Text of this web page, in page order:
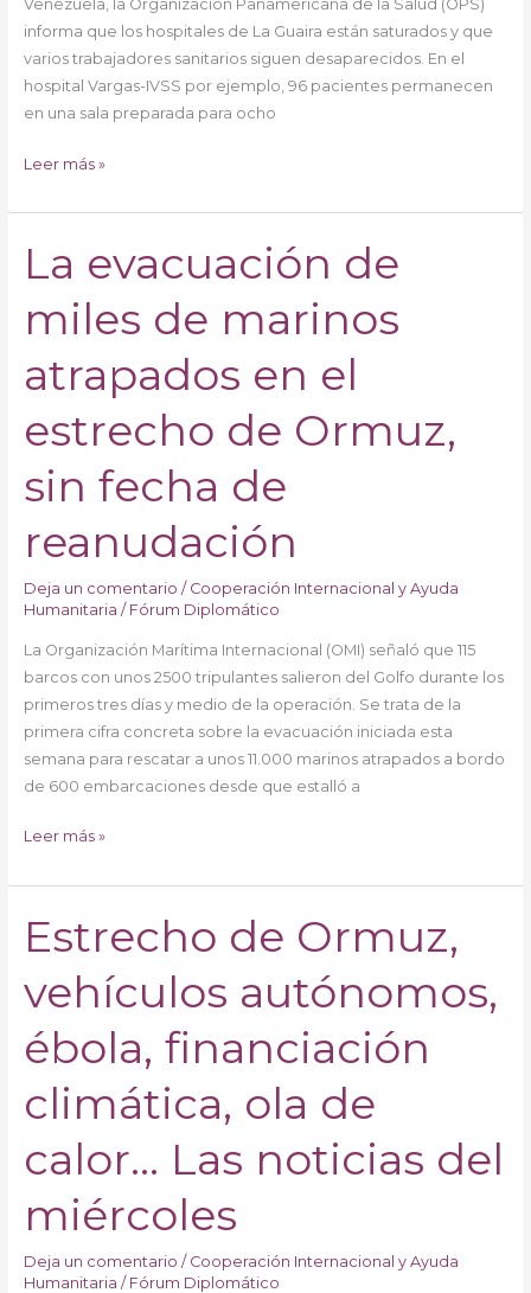
Venezuela, la Organización Panamericana de la Salud (OPS)
informa que los hospitales de La Guaira están saturados y que
varios trabajadores sanitarios siguen desaparecidos. En el
hospital Vargas-IVSS por ejemplo, 96 pacientes permanecen
en una sala preparada para ocho
Leer más »
La evacuación de
miles de marinos
atrapados en el
estrecho de Ormuz,
sin fecha de
reanudación
Deja un comentario / Cooperación Internacional y Ayuda
Humanitaria / Fórum Diplomático
La Organización Marítima Internacional (OMI) señaló que 115
barcos con unos 2500 tripulantes salieron del Golfo durante los
primeros tres días y medio de la operación. Se trata de la
primera cifra concreta sobre la evacuación iniciada esta
semana para rescatar a unos 11.000 marinos atrapados a bordo
de 600 embarcaciones desde que estalló a
La
evacuación
miles
marinos
en
estrecho
Ormuz,
fecha
reanudación
Leer más »
Estrecho de Ormuz,
vehículos autónomos,
ébola, financiación
climática, ola de
calor… Las noticias del
miércoles
Deja un comentario / Cooperación Internacional y Ayuda
Humanitaria / Fórum Diplomático
Estrecho
de
Ormuz,
vehículos
autónomos,
ébola,
financiación
climática,
de
Las
del